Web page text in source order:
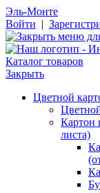
Эль-Монте
Войти |
Каталог товаров
Закрыть
Цветной
Картон
листа)